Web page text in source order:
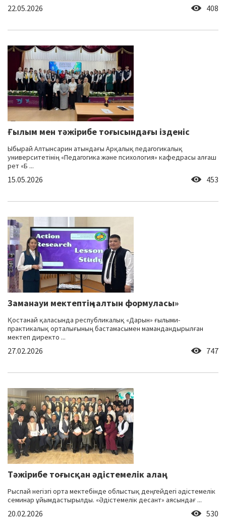
22.05.2026 408
Ғылым мен тәжірибе тоғысындағы ізденіс
Ыбырай Алтынсарин атындағы Арқалық педагогикалық
университетінің «Педагогика және психология» кафедрасы алғаш
рет «Б ...
15.05.2026 453
Заманауи мектептің «алтын формуласы»
Қостанай қаласында республикалық «Дарын» ғылыми-
практикалық орталығының бастамасымен мамандандырылған
мектеп директо ...
27.02.2026 747
Тәжірибе тоғысқан әдістемелік алаң
Рыспай негізгі орта мектебінде облыстық деңгейдегі әдістемелік
семинар ұйымдастырылды. «Әдістемелік десант» аясындағ ...
20.02.2026 530